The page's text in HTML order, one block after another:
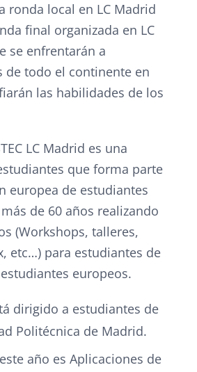
ronda local en LC Madrid
final organizada en LC
se enfrentarán a
de todo el continente en
las habilidades de los
LC Madrid es una
que forma parte
europea de estudiantes
de 60 años realizando
(Workshops, talleres,
etc…) para estudiantes de
europeos.
dirigido a estudiantes de
Politécnica de Madrid.
año es Aplicaciones de